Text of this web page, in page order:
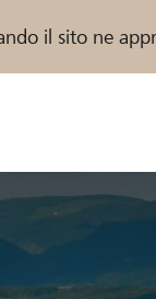
il sito ne
/ Banche